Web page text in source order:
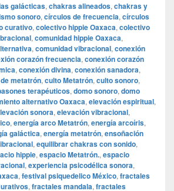
galácticas, chakras alineados, chakras y
sonoro, círculos de frecuencia, círculos
curativo, colectivo hippie Oaxaca, colectivo
, comunidad hippie Oaxaca,
, comunidad vibracional, conexión
corazón frecuencia, conexión corazón
, conexión divina, conexión sanadora,
metatrón, culto Metatrón, culto sonoro,
terapéuticos, domo sonoro, domo
alternativo Oaxaca, elevación espiritual,
sonora, elevación vibracional,
, energía arco Metatrón, energía arcoíris,
galáctica, energía metatrón, ensoñación
, equilibrar chakras con sonido,
hippie, espacio Metatrón., espacio
, experiencia psicodélica sonora,
, festival psiquedelico México, fractales
, fractales mandala, fractales